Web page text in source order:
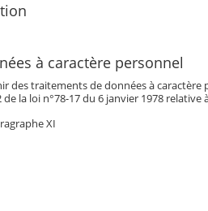
à caractère personnel
des traitements de données à caractère
la loi n°78-17 du 6 janvier 1978
XI